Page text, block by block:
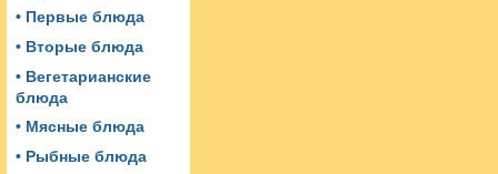
• Первые блюда
• Вторые блюда
• Вегетарианские
блюда
• Мясные блюда
• Рыбные блюда